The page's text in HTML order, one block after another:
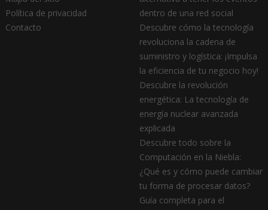
Política de privacidad
Contacto
dentro de una red social
Descubre cómo la tecnología
revoluciona la cadena de
suministro y logística: ¡Impulsa
la eficiencia de tu negocio hoy!
Descubre la revolución
energética: La tecnología de
energía nuclear avanzada
explicada
Descubre todo sobre la
Computación en la Niebla:
¿Qué es y cómo puede cambiar
tu forma de procesar datos?
Guía completa para el